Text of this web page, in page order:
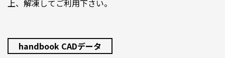
上、解凍してご利用下さい。
handbook CADデータ